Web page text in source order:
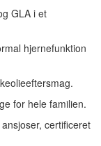
GLA i et
hjernefunktion
for hele familien.
certificeret